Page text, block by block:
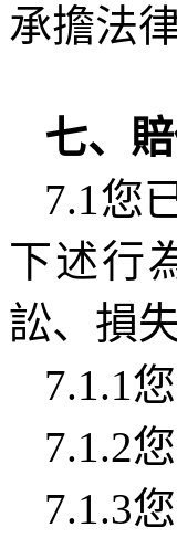
承擔法
七、
7.1您
下述行
訟、損
7.1.1
7.1.2
7.1.3